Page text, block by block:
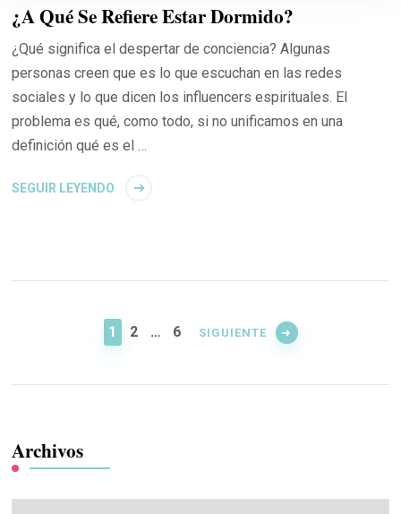
¿A Qué Se Refiere Estar Dormido?
¿Qué significa el despertar de conciencia? Algunas
personas creen que es lo que escuchan en las redes
sociales y lo que dicen los influencers espirituales. El
problema es qué, como todo, si no unificamos en una
definición qué es el …
SEGUIR LEYENDO
PÁGINA
1 PÁGINA
2 … PÁGINA
6 SIGUIENTE
Archivos